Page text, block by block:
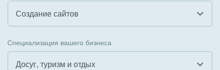
Создание сайтов
Специализация вашего бизнеса
Досуг, туризм и отдых